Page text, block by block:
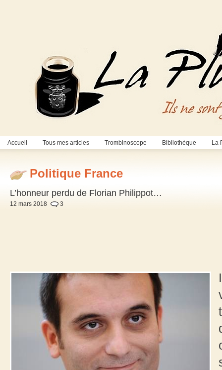
Accueil Tous mes articles Trombinoscope Bibliothèque La
Politique France
L’honneur perdu de Florian Philippot…
12 mars 2018 3